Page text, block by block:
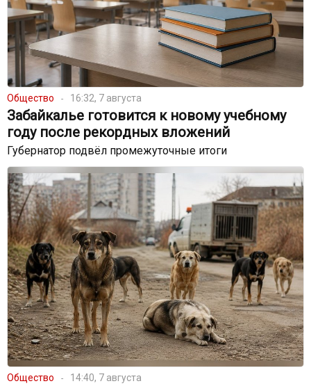
Общество 16:32, 7 августа
Забайкалье готовится к новому учебному
году после рекордных вложений
Губернатор подвёл промежуточные итоги
Общество 14:40, 7 августа